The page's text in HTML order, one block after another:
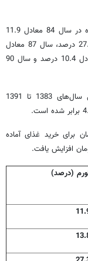
های آماده در سال 84 معادل 11.9
درصد، سال 85 معادل 13.8 درصد، سال 86 معادل 27.3 درصد، سال 87 معادل
13.8 درصد، سال 88 معادل 15.2 درصد، سال 89 معادل 10.4 درصد و سال 90
سال
های 1383 تا 1391
سال 1383 معادل 128 هزار تومان برای خرید غذای آماده
(درصد)